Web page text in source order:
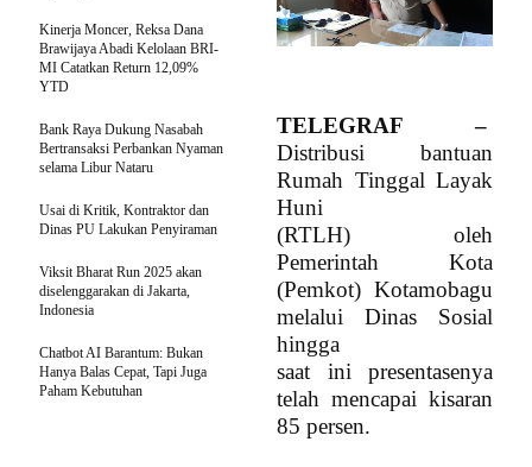
TELEGRAF –
Distribusi bantuan
Rumah Tinggal Layak
Huni
(RTLH) oleh
Pemerintah Kota
(Pemkot) Kotamobagu
melalui Dinas Sosial
hingga
saat ini presentasenya
telah mencapai kisaran
85 persen.
Kinerja Moncer, Reksa Dana
Brawijaya Abadi Kelolaan BRI-
MI Catatkan Return 12,09%
YTD
Bank Raya Dukung Nasabah
Bertransaksi Perbankan Nyaman
selama Libur Nataru
Usai di Kritik, Kontraktor dan
Dinas PU Lakukan Penyiraman
Viksit Bharat Run 2025 akan
diselenggarakan di Jakarta,
Indonesia
Chatbot AI Barantum: Bukan
Hanya Balas Cepat, Tapi Juga
Paham Kebutuhan